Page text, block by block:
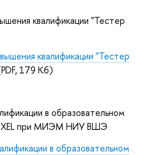
квалификации "Тестер
квалификации "Тестер
179 Кб)
в образовательном
при МИЭМ НИУ ВШЭ
в образовательном